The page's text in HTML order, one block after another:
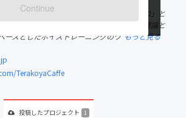
Continue
英語・音声学などを教える傍ら、「話すプロ」と
」についての研究を深め、日本語音声学の理論と
ースとしたボイストレーニングのワ もっと見る
TerakoyaCaffe
投稿したプロジェクト 1